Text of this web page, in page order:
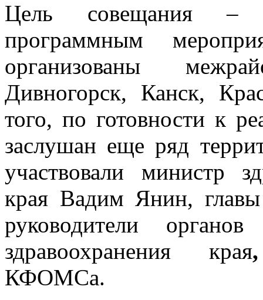
Цель совещания –
программным
организованы
Дивногорск, Канск,
того, по готовности к
заслушан еще ряд
участвовали министр
края Вадим Янин,
руководители
здравоохранения края
КФОМСа.